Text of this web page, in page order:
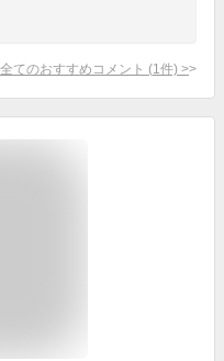
全てのおすすめコメント (1 件) >